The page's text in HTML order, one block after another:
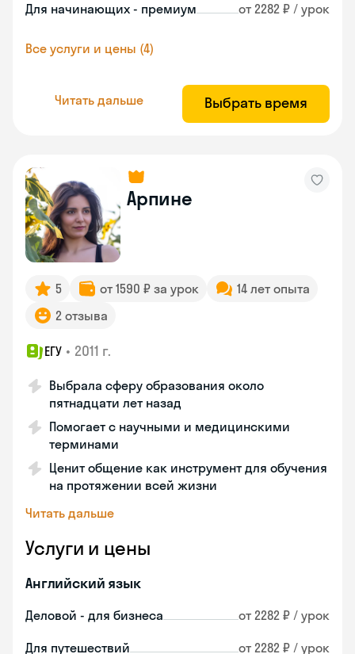
Для начинающих - премиум от 2282 ₽ / урок
Все услуги и цены (4)
Читать дальше Выбрать время
Арпине
5 от 1590 ₽ за урок
14 лет опыта
2 отзыва
ЕГУ • 2011 г.
Выбрала сферу образования около
пятнадцати лет назад
Помогает с научными и медицинскими
терминами
Ценит общение как инструмент для обучения
на протяжении всей жизни
Читать дальше
Услуги и цены
Английский язык
Деловой - для бизнеса от 2282 ₽ / урок
Для путешествий от 2282 ₽ / урок